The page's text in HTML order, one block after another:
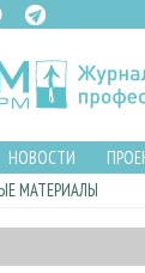
НОВОСТИ
МАТЕРИАЛЫ